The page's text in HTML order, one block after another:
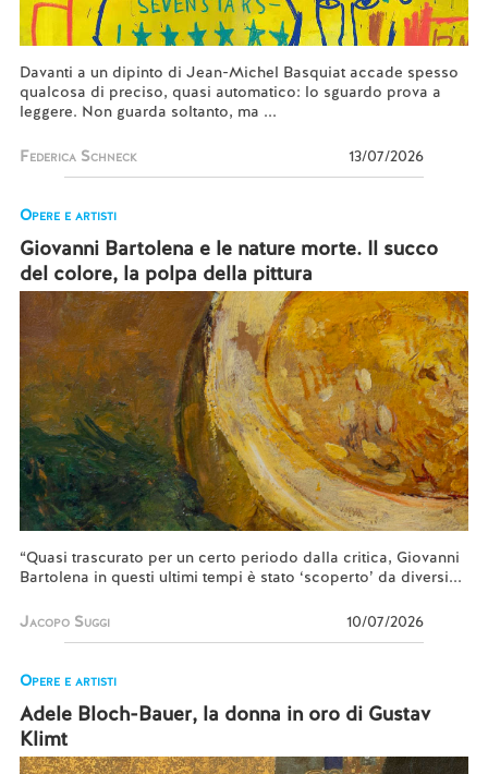
Davanti a un dipinto di Jean-Michel Basquiat accade spesso
qualcosa di preciso, quasi automatico: lo sguardo prova a
leggere. Non guarda soltanto, ma ...
Federica Schneck 13/07/2026
Opere e artisti
Giovanni Bartolena e le nature morte. Il succo
del colore, la polpa della pittura
“Quasi trascurato per un certo periodo dalla critica, Giovanni
Bartolena in questi ultimi tempi è stato ‘scoperto’ da diversi...
Jacopo Suggi 10/07/2026
Opere e artisti
Adele Bloch-Bauer, la donna in oro di Gustav
Klimt